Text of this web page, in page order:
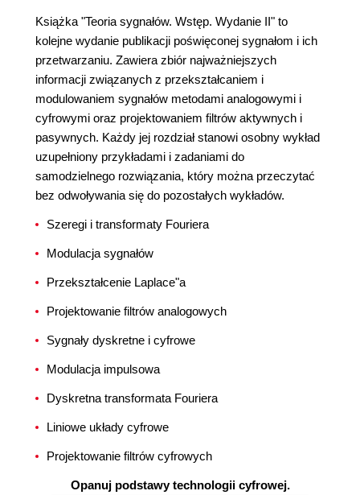
Książka "Teoria sygnałów. Wstęp. Wydanie II" to
kolejne wydanie publikacji poświęconej sygnałom i ich
przetwarzaniu. Zawiera zbiór najważniejszych
informacji związanych z przekształcaniem i
modulowaniem sygnałów metodami analogowymi i
cyfrowymi oraz projektowaniem filtrów aktywnych i
pasywnych. Każdy jej rozdział stanowi osobny wykład
uzupełniony przykładami i zadaniami do
samodzielnego rozwiązania, który można przeczytać
bez odwoływania się do pozostałych wykładów.
Szeregi i transformaty Fouriera
Modulacja sygnałów
Przekształcenie Laplace"a
Projektowanie filtrów analogowych
Sygnały dyskretne i cyfrowe
Modulacja impulsowa
Dyskretna transformata Fouriera
Liniowe układy cyfrowe
Projektowanie filtrów cyfrowych
Opanuj podstawy technologii cyfrowej.